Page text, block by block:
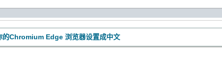
的Chromium Edge 浏览器设置成中文